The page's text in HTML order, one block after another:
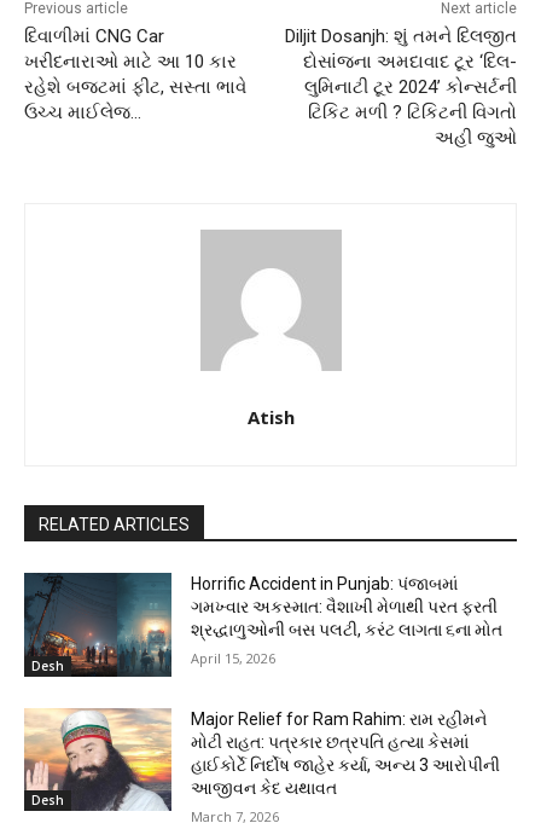
Previous article
દિવાળીમાં CNG Car
ખરીદનારાઓ માટે આ 10 કાર
રહેશે બજટમાં ફીટ, સસ્તા ભાવે
ઉચ્ચ માઈલેજ…
Next article
Diljit Dosanjh: શું તમને દિલજીત
દોસાંજના અમદાવાદ ટૂર ‘દિલ-
લુમિનાટી ટૂર 2024’ કોન્સર્ટની
ટિકિટ મળી ? ટિકિટની વિગતો
અહી જુઓ
Atish
RELATED ARTICLES
Desh
Horrific Accident in Punjab: પંજાબમાં
ગમખ્વાર અકસ્માત: વૈશાખી મેળાથી પરત ફરતી
શ્રદ્ધાળુઓની બસ પલટી, કરંટ લાગતા ૬ના મોત
April 15, 2026
Desh
Major Relief for Ram Rahim: રામ રહીમને
મોટી રાહત: પત્રકાર છત્રપતિ હત્યા કેસમાં
હાઈકોર્ટે નિર્દોષ જાહેર કર્યા, અન્ય 3 આરોપીની
આજીવન કેદ યથાવત
March 7, 2026